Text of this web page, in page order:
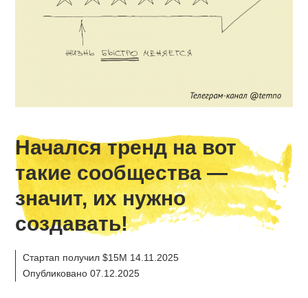
Начался тренд на вот
такие сообщества —
значит, их нужно
создавать!
Стартап получил $15M 14.11.2025
Опубликовано 07.12.2025